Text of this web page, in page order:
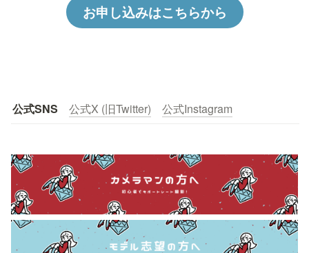
お申し込みはこちらから
公式SNS 公式X (旧Twitter) 公式Instagram